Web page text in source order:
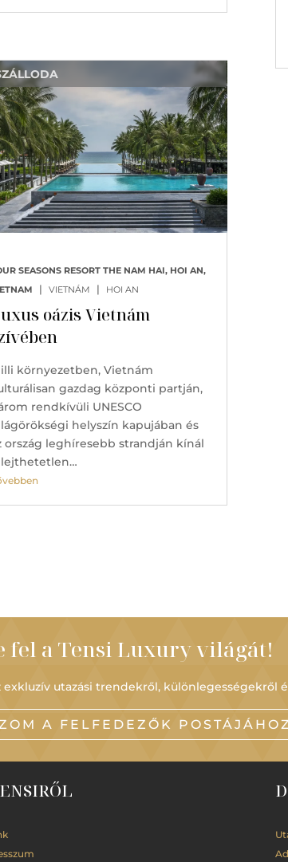
oázis Vietnám
SEASONS RESORT THE NAM HAI, HOI AN,
| VIETNÁM | HOI AN
környezetben, Vietnám
gazdag központi partján,
rendkívüli UNESCO
helyszín kapujában és
ország leghíresebb strandján kínál
fel a Tensi Luxury világát!
utazási trendekről, különlegességekről
A FELFEDEZŐK POSTÁJÁHOZ